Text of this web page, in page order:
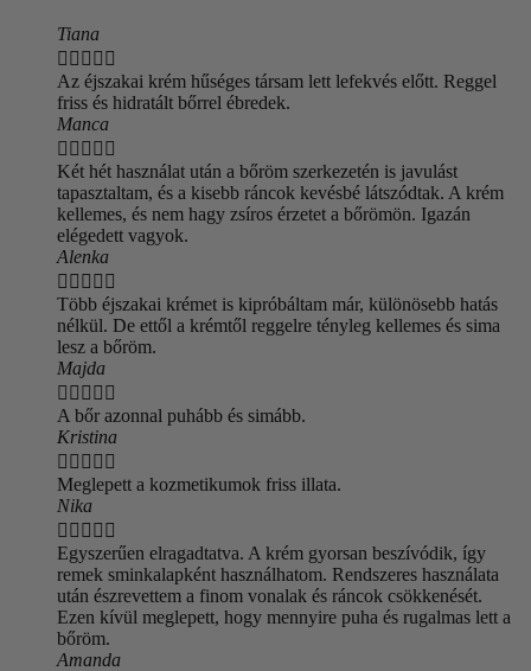
Tiana
    
Az éjszakai krém hűséges társam lett lefekvés előtt. Reggel
friss és hidratált bőrrel ébredek.
Manca
    
Két hét használat után a bőröm szerkezetén is javulást
tapasztaltam, és a kisebb ráncok kevésbé látszódtak. A krém
kellemes, és nem hagy zsíros érzetet a bőrömön. Igazán
elégedett vagyok.
Alenka
    
Több éjszakai krémet is kipróbáltam már, különösebb hatás
nélkül. De ettől a krémtől reggelre tényleg kellemes és sima
lesz a bőröm.
Majda
    
A bőr azonnal puhább és simább.
Kristina
    
Meglepett a kozmetikumok friss illata.
Nika
    
Egyszerűen elragadtatva. A krém gyorsan beszívódik, így
remek sminkalapként használhatom. Rendszeres használata
után észrevettem a finom vonalak és ráncok csökkenését.
Ezen kívül meglepett, hogy mennyire puha és rugalmas lett a
bőröm.
Amanda